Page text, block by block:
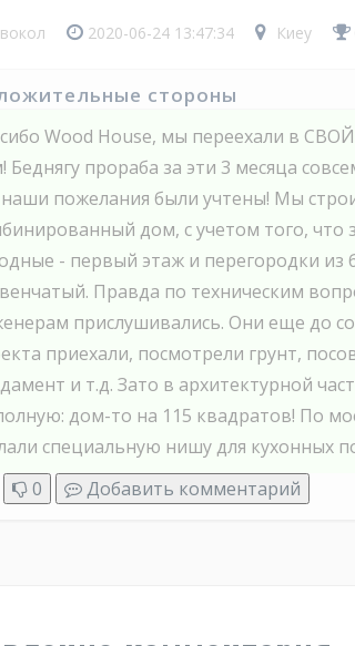
2020-06-24 13:47:34 Киеу
стороны
Wood House, мы переехали в
Беднягу прораба за эти 3 месяца
наши пожелания были учтены! Мы
дом, с учетом того, что
- первый этаж и перегородки из
Правда по техническим
прислушивались. Они еще до
приехали, посмотрели грунт,
и т.д. Зато в архитектурной
дом-то на 115 квадратов! По
специальную нишу для кухонных
0 Добавить комментарий